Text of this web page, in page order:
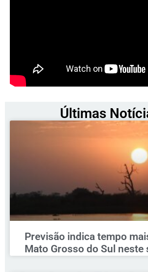
Últimas
Previsão indica tempo
Mato Grosso do Sul neste